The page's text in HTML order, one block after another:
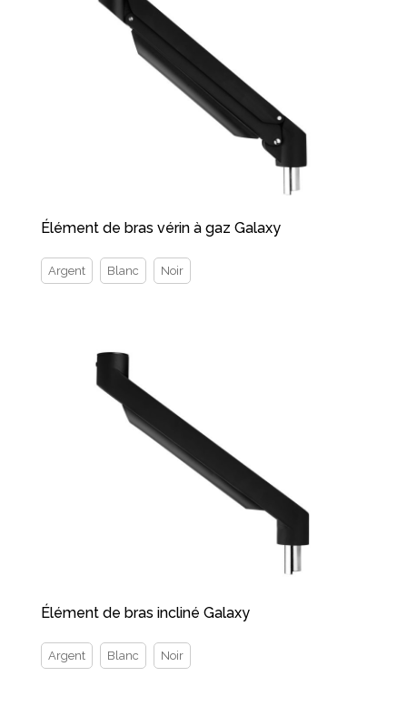
Élément de bras vérin à gaz Galaxy
Argent Blanc Noir
Élément de bras incliné Galaxy
Argent Blanc Noir